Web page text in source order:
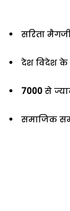
सरिता
देश विदेश के
7000 से
समाजिक